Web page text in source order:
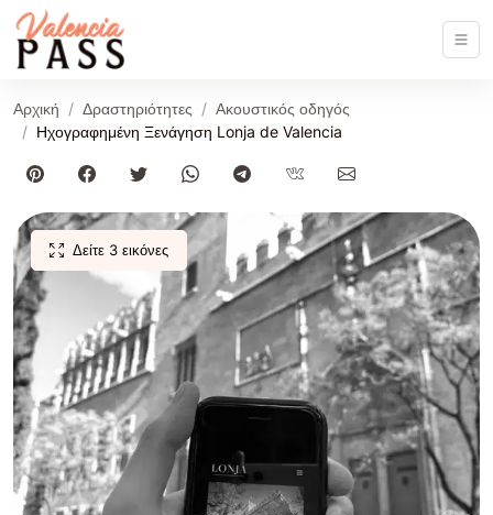
Αρχική Δραστηριότητες
Ακουστικός οδηγός
Ηχογραφημένη Ξενάγηση Lonja de Valencia
Δείτε 3 εικόνες